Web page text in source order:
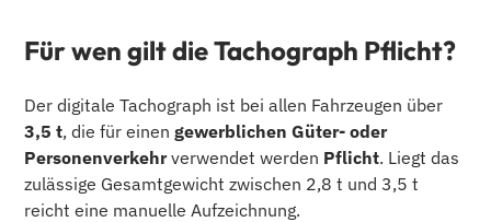
Für wen gilt die Tachograph Pflicht?
Der digitale Tachograph ist bei allen Fahrzeugen über
3,5 t, die für einengewerblichen Güter- oder
Personenverkehrverwendet werden Pflicht. Liegt das
zulässige Gesamtgewicht zwischen 2,8 t und 3,5 t
reicht eine manuelle Aufzeichnung.